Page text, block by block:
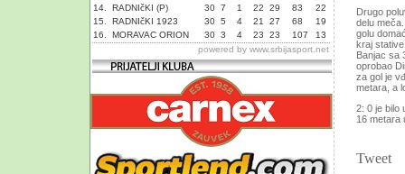
14.
RADNIčKI (P) 30 7 1 22 29 83
22
15.
RADNIčKI 1923 30 5 4 21 27 68
19
16.
MORAVAC ORION 30 3 4 23 23 107
13
powered by www.srbijasport.net
Drugo
delu
golu
kraj
Banjac sa
oprobao
za gol je
metara, a
2: 0 je bilo
16 metara
Tweet